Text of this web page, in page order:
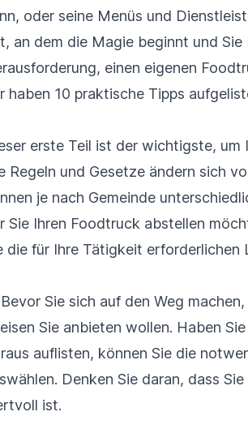
oder seine Menüs und
an dem die Magie beginnt und
einen eigenen
haben 10 praktische Tipps
erste Teil ist der wichtigste,
Regeln und Gesetze ändern sich
je nach Gemeinde
Sie Ihren Foodtruck abstellen
die für Ihre Tätigkeit erforderlichen
Sie sich auf den Weg
Sie anbieten wollen. Haben
auflisten, können Sie die
Denken Sie daran, dass
ist.